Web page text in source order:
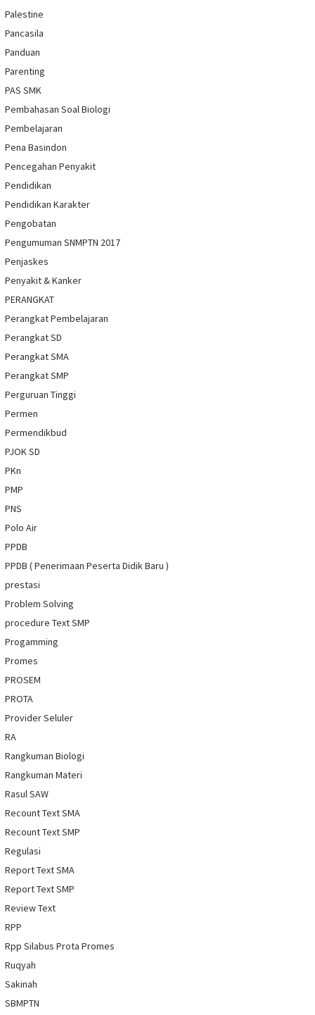
Palestine
Pancasila
Panduan
Parenting
PAS SMK
Pembahasan Soal Biologi
Pembelajaran
Pena Basindon
Pencegahan Penyakit
Pendidikan
Pendidikan Karakter
Pengobatan
Pengumuman SNMPTN 2017
Penjaskes
Penyakit & Kanker
PERANGKAT
Perangkat Pembelajaran
Perangkat SD
Perangkat SMA
Perangkat SMP
Perguruan Tinggi
Permen
Permendikbud
PJOK SD
PKn
PMP
PNS
Polo Air
PPDB
PPDB ( Penerimaan Peserta Didik Baru )
prestasi
Problem Solving
procedure Text SMP
Progamming
Promes
PROSEM
PROTA
Provider Seluler
RA
Rangkuman Biologi
Rangkuman Materi
Rasul SAW
Recount Text SMA
Recount Text SMP
Regulasi
Report Text SMA
Report Text SMP
Review Text
RPP
Rpp Silabus Prota Promes
Ruqyah
Sakinah
SBMPTN